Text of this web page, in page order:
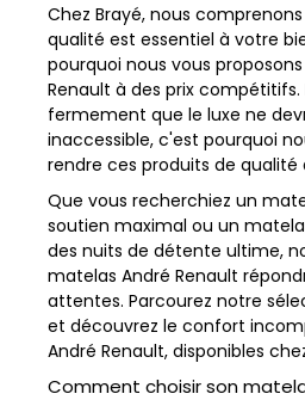
Chez Brayé, nous
qualité est essentiel à votre
pourquoi nous vous
Renault à des prix compétitifs.
fermement que le luxe ne
inaccessible, c'est pourquoi
rendre ces produits de qualité
Que vous recherchiez un
soutien maximal ou un
des nuits de détente ultime,
matelas André Renault
attentes. Parcourez notre
et découvrez le confort
André Renault, disponibles
Comment choisir son